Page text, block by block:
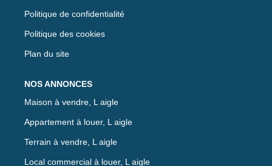
Politique de confidentialité
Politique des cookies
Plan du site
NOS ANNONCES
Maison à vendre, L aigle
Appartement à louer, L aigle
Terrain à vendre, L aigle
Local commercial à louer, L aigle